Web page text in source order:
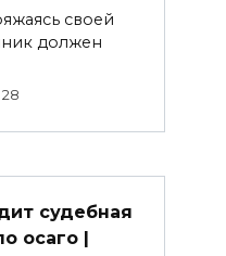
своей
должен
28
судебная
осаго |